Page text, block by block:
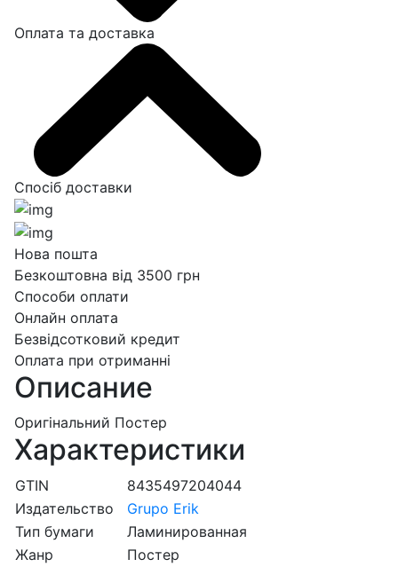
Оплата та доставка
Спосіб доставки
Нова пошта
Безкоштовна від 3500 грн
Способи оплати
Онлайн оплата
Безвідсотковий кредит
Оплата при отриманні
Описание
Оригінальний Постер
Характеристики
GTIN
8435497204044
Издательство
Grupo Erik
Тип бумаги
Ламинированная
Жанр
Постер